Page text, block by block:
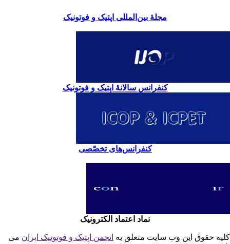
مجلۀ بین‌المللی اپتیک و فوتونیک
کنفرانس سالانۀ اپتیک و فوتونیک
کنفرانس‌های تخصّصی
نماد اعتماد الکترونیک
حقوق این وب سایت متعلق بهانجمن اپتیک و فوتونیک ایران می